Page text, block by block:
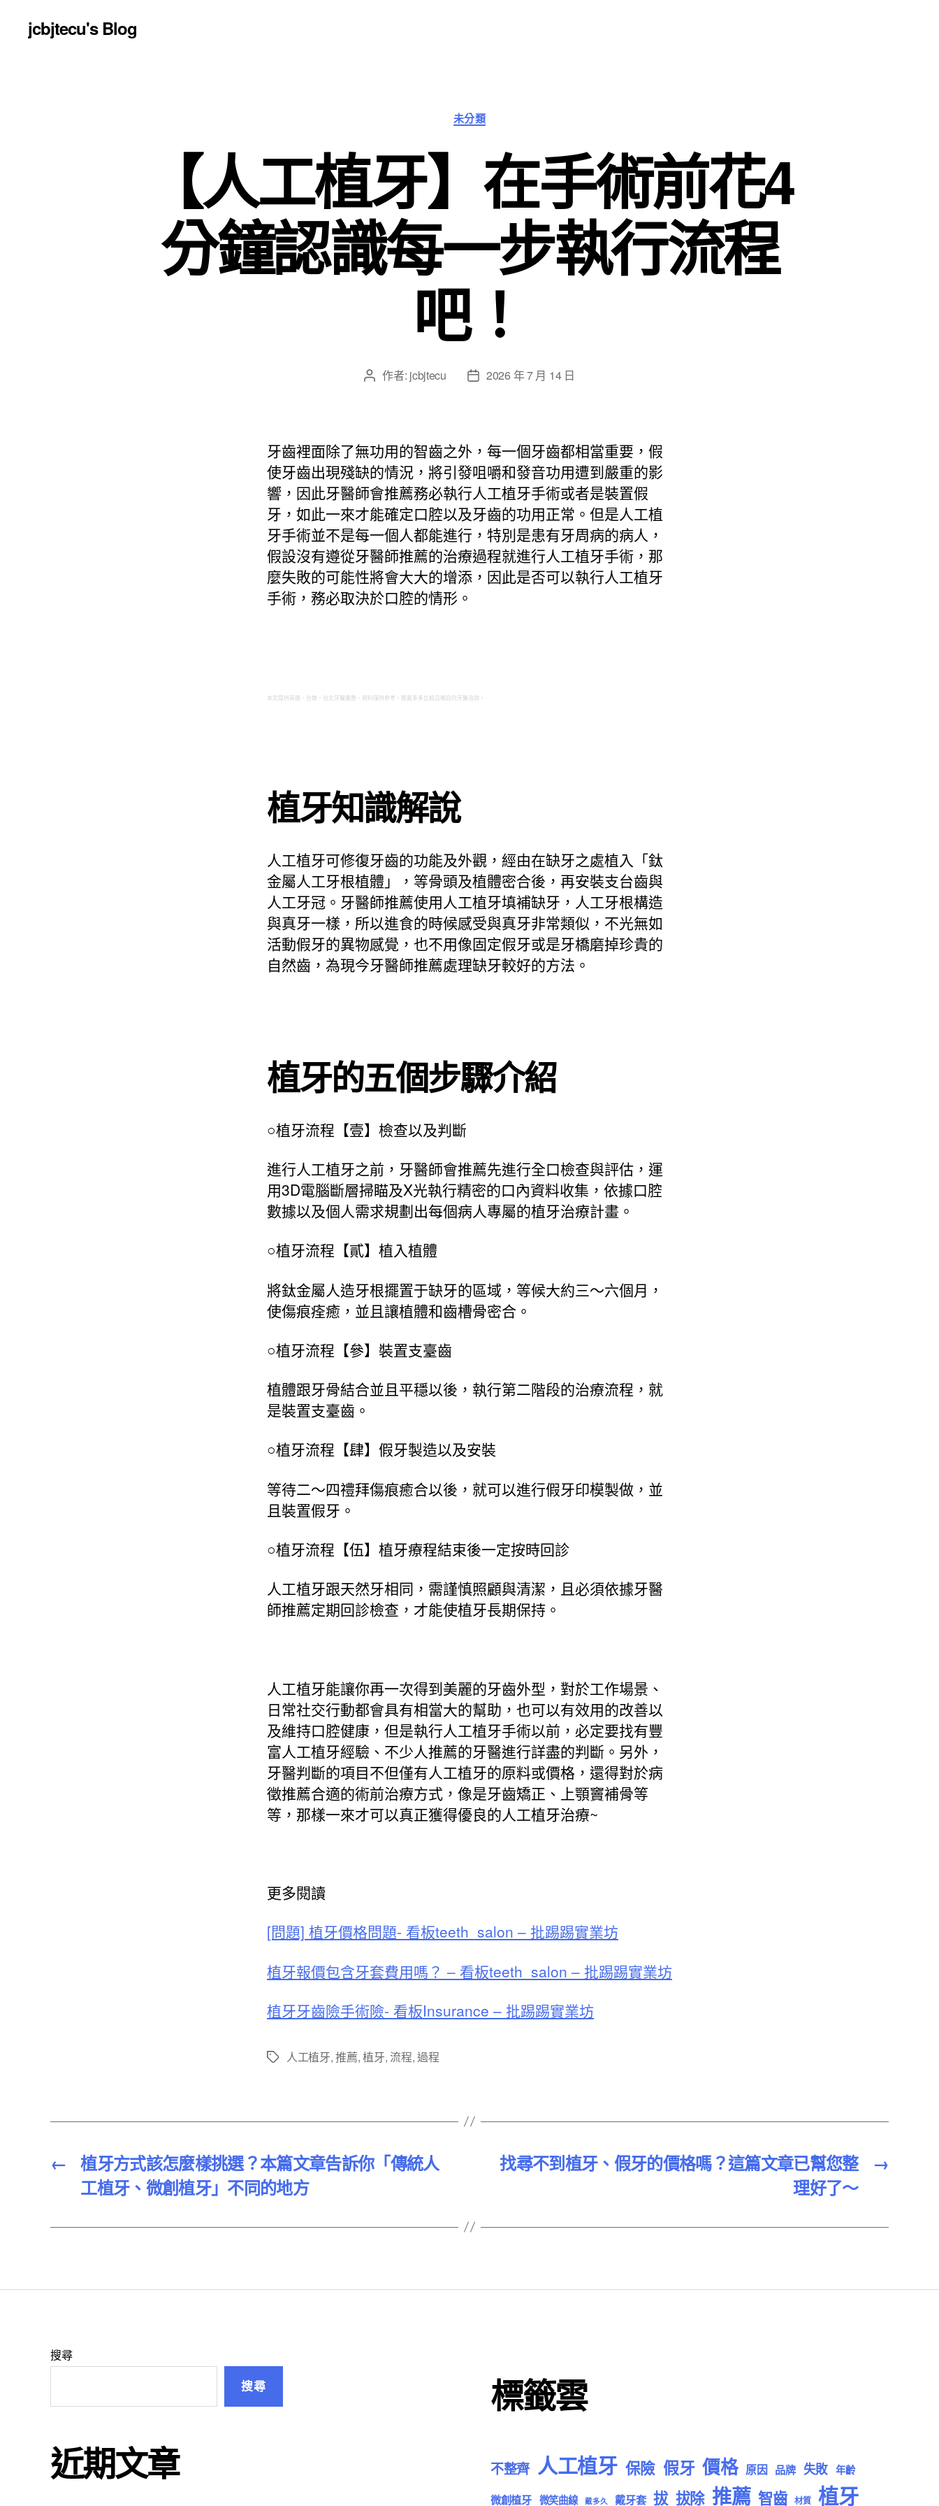
jcbjtecu's Blog
分
類
未分類
【人工植牙】在手術前花4
分鐘認識每一步執行流程
吧！
文 作者: jcbjtecu
文
期
2026 年 7 月 14 日
牙齒裡面除了無功用的智齒之外，每一個牙齒都相當重要，假
使牙齒出現殘缺的情況，將引發咀嚼和發音功用遭到嚴重的影
響，因此牙醫師會推薦務必執行人工植牙手術或者是裝置假
牙，如此一來才能確定口腔以及牙齒的功用正常。但是人工植
牙手術並不是每一個人都能進行，特別是患有牙周病的病人，
假設沒有遵從牙醫師推薦的治療過程就進行人工植牙手術，那
麼失敗的可能性將會大大的增添，因此是否可以執行人工植牙
手術，務必取決於口腔的情形。
本文提供高雄、台南、台北牙醫彙整，資料僅供參考，推薦多多比較且親自向牙醫洽詢。
植牙知識解說
人工植牙可修復牙齒的功能及外觀，經由在缺牙之處植入「鈦
金屬人工牙根植體」，等骨頭及植體密合後，再安裝支台齒與
人工牙冠。牙醫師推薦使用人工植牙填補缺牙，人工牙根構造
與真牙一樣，所以進食的時候感受與真牙非常類似，不光無如
活動假牙的異物感覺，也不用像固定假牙或是牙橋磨掉珍貴的
自然齒，為現今牙醫師推薦處理缺牙較好的方法。
植牙的五個步驟介紹
○植牙流程【壹】檢查以及判斷
進行人工植牙之前，牙醫師會推薦先進行全口檢查與評估，運
用3D電腦斷層掃瞄及X光執行精密的口內資料收集，依據口腔
數據以及個人需求規劃出每個病人專屬的植牙治療計畫。
○植牙流程【貳】植入植體
將鈦金屬人造牙根擺置于缺牙的區域，等候大約三～六個月，
使傷痕痊癒，並且讓植體和齒槽骨密合。
○植牙流程【參】裝置支臺齒
植體跟牙骨結合並且平穩以後，執行第二階段的治療流程，就
是裝置支臺齒。
○植牙流程【肆】假牙製造以及安裝
等待二～四禮拜傷痕癒合以後，就可以進行假牙印模製做，並
且裝置假牙。
○植牙流程【伍】植牙療程結束後一定按時回診
人工植牙跟天然牙相同，需謹慎照顧與清潔，且必須依據牙醫
師推薦定期回診檢查，才能使植牙長期保持。
人工植牙能讓你再一次得到美麗的牙齒外型，對於工作場景、
日常社交行動都會具有相當大的幫助，也可以有效用的改善以
及維持口腔健康，但是執行人工植牙手術以前，必定要找有豐
富人工植牙經驗、不少人推薦的牙醫進行詳盡的判斷。另外，
牙醫判斷的項目不但僅有人工植牙的原料或價格，還得對於病
徵推薦合適的術前治療方式，像是牙齒矯正、上顎竇補骨等
等，那樣一來才可以真正獲得優良的人工植牙治療~
更多閱讀
[問題] 植牙價格問題- 看板teeth_salon – 批踢踢實業坊
植牙報價包含牙套費用嗎？ – 看板teeth_salon – 批踢踢實業坊
植牙牙齒險手術險- 看板Insurance – 批踢踢實業坊
標
人工植牙,推薦,植牙, 流程,過程
←
植牙方式該怎麼樣挑選？本篇文章告訴你「傳統人
工植牙、微創植牙」不同的地方
→
找尋不到植牙、假牙的價格嗎？這篇文章已幫您整
理好了～
搜尋
搜尋
近期文章
標籤雲
不整齊 人工植牙 保險 假牙 價格 原因 品牌 失敗 年齡
微創植牙 微笑曲線 戴多久 戴牙套 拔 拔除 推薦 智齒 材質 植牙